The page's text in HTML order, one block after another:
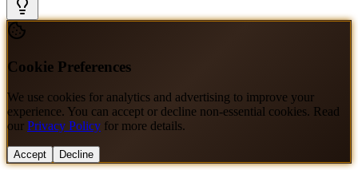
Cookie Preferences
We use cookies for analytics and advertising to improve your
experience. You can accept or decline non-essential cookies. Read
our Privacy Policy for more details.
Accept Decline